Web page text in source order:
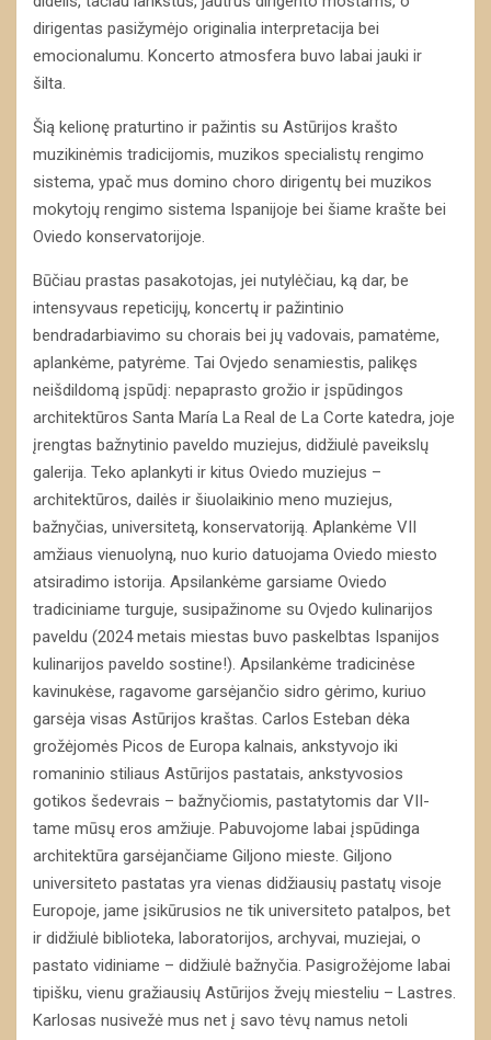
dirigentas pasižymėjo originalia interpretacija bei
emocionalumu. Koncerto atmosfera buvo labai jauki ir
šilta.
Šią kelionę praturtino ir pažintis su Astūrijos krašto
muzikinėmis tradicijomis, muzikos specialistų rengimo
sistema, ypač mus domino choro dirigentų bei muzikos
mokytojų rengimo sistema Ispanijoje bei šiame krašte bei
Oviedo konservatorijoje.
Būčiau prastas pasakotojas, jei nutylėčiau, ką dar, be
intensyvaus repeticijų, koncertų ir pažintinio
bendradarbiavimo su chorais bei jų vadovais, pamatėme,
aplankėme, patyrėme. Tai Ovjedo senamiestis, palikęs
neišdildomą įspūdį: nepaprasto grožio ir įspūdingos
architektūros Santa María La Real de La Corte katedra, joje
įrengtas bažnytinio paveldo muziejus, didžiulė paveikslų
galerija. Teko aplankyti ir kitus Oviedo muziejus –
architektūros, dailės ir šiuolaikinio meno muziejus,
bažnyčias, universitetą, konservatoriją. Aplankėme VII
amžiaus vienuolyną, nuo kurio datuojama Oviedo miesto
atsiradimo istorija. Apsilankėme garsiame Oviedo
tradiciniame turguje, susipažinome su Ovjedo kulinarijos
paveldu (2024 metais miestas buvo paskelbtas Ispanijos
kulinarijos paveldo sostine!). Apsilankėme tradicinėse
kavinukėse, ragavome garsėjančio sidro gėrimo, kuriuo
garsėja visas Astūrijos kraštas. Carlos Esteban dėka
grožėjomės Picos de Europa kalnais, ankstyvojo iki
romaninio stiliaus Astūrijos pastatais, ankstyvosios
gotikos šedevrais – bažnyčiomis, pastatytomis dar VII-
tame mūsų eros amžiuje. Pabuvojome labai įspūdinga
architektūra garsėjančiame Giljono mieste. Giljono
universiteto pastatas yra vienas didžiausių pastatų visoje
Europoje, jame įsikūrusios ne tik universiteto patalpos, bet
ir didžiulė biblioteka, laboratorijos, archyvai, muziejai, o
pastato vidiniame – didžiulė bažnyčia. Pasigrožėjome labai
tipišku, vienu gražiausių Astūrijos žvejų miesteliu – Lastres.
Karlosas nusivežė mus net į savo tėvų namus netoli